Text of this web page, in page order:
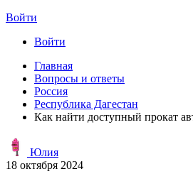
Войти
Войти
Главная
Вопросы и ответы
Россия
Республика Дагестан
Как найти доступный прокат
Юлия
18 октября 2024